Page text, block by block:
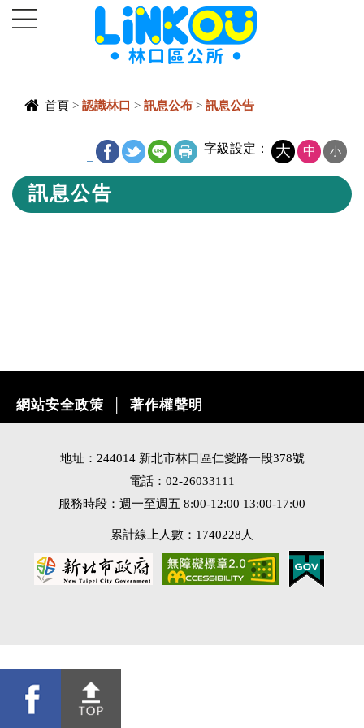
進入內容區塊
首頁 > 認識林口 > 訊息公布 > 訊息公告
字級設定： 大 中 小
訊息公告
網站安全政策 著作權聲明
地址：244014 新北市林口區仁愛路一段378號
電話：02-26033111
服務時段：週一至週五 8:00-12:00 13:00-17:00
累計線上人數：1740228人